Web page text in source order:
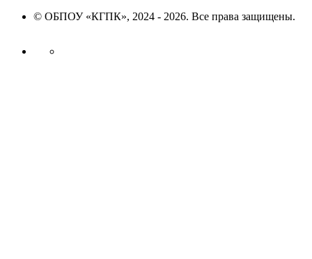
© ОБПОУ «КГПК», 2024 - 2026. Все права защищены.